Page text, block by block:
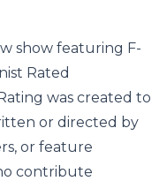
show featuring F-
Rated
was created to
or directed by
or feature
contribute